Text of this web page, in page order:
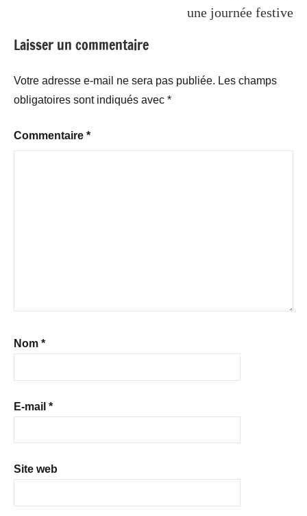
une journée festive
Laisser un commentaire
Votre adresse e-mail ne sera pas publiée. Les champs
obligatoires sont indiqués avec *
Commentaire *
Nom *
E-mail *
Site web